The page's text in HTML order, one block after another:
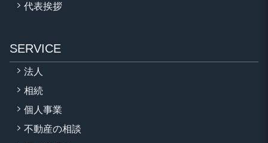
代表挨拶
SERVICE
法人
相続
個人事業
不動産の相談